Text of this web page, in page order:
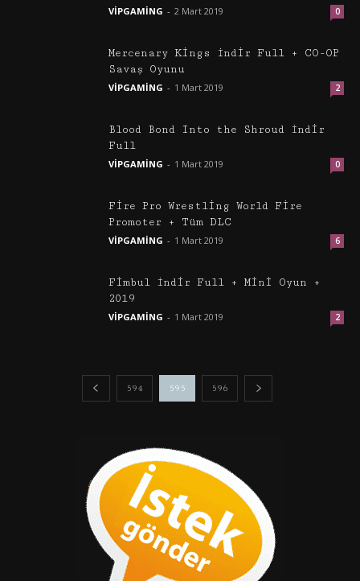
VİPGAMİNG - 2 Mart 2019 0
Mercenary Kings İndir Full + CO-OP
Savaş Oyunu
VİPGAMİNG - 1 Mart 2019 2
Blood Bond Into the Shroud İndir
Full
VİPGAMİNG - 1 Mart 2019 0
Fire Pro Wrestling World Fire
Promoter + Tüm DLC
VİPGAMİNG - 1 Mart 2019 6
Fimbul İndir Full + Mini Oyun +
2019
VİPGAMİNG - 1 Mart 2019 2
594 595 596